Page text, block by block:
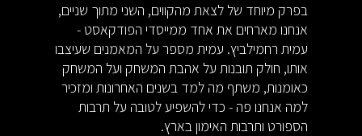
בפרק מיוחד של לצאת מהקווים, השני מתוך שניים,
אנחנו מארחים את אחד ממייסדי הפודקאסט -
עמית רחמילביץ. עמית מספר על המאמנים שעיצבו
אותו, חולק תובנות על אהבת המשחק ועל המשחק
כאומנות, משתף מה למד בשנים האחרונות ומזכיר
למה אנחנו פה - כדי להשפיע לטובה על תרבות
הספורט ותרבות האימון בארץ.